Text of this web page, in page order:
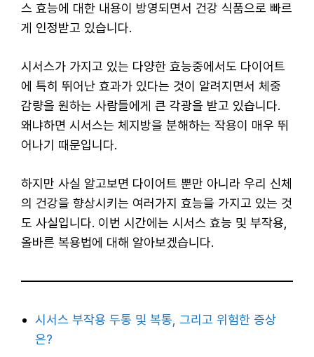
스 효능에 대한 내용이 방영되면서 건강 식품으로 빠르
게 인정받고 있습니다.
시서스가 가지고 있는 다양한 효능중에서도 다이어트
에 특히 뛰어난 효과가 있다는 것이 알려지면서 체중
감량을 원하는 사람들에게 큰 각광을 받고 있습니다.
왜냐하면 시서스는 체지방을 분해하는 작용이 매우 뛰
어나기 때문입니다.
하지만 사실 알고보면 다이어트 뿐만 아니라 우리 신체
의 건강을 향상시키는 여러가지 효능을 가지고 있는 것
도 사실입니다. 이번 시간에는 시서스 효능 및 부작용,
올바른 복용법에 대해 알아보겠습니다.
시서스 부작용 두통 및 복통, 그리고 위험한 증상
은?